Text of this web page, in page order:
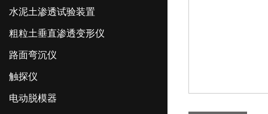
水泥土渗透试验装置
粗粒土垂直渗透变形仪
路面弯沉仪
触探仪
电动脱模器